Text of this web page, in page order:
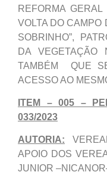
REFORMA
VOLTA DO CAMPO
SOBRINHO”,
DA
TAMBÉM QUE
ACESSO AO
ITEM – 005 –
033/2023
AUTORIA:
APOIO DOS
JUNIOR